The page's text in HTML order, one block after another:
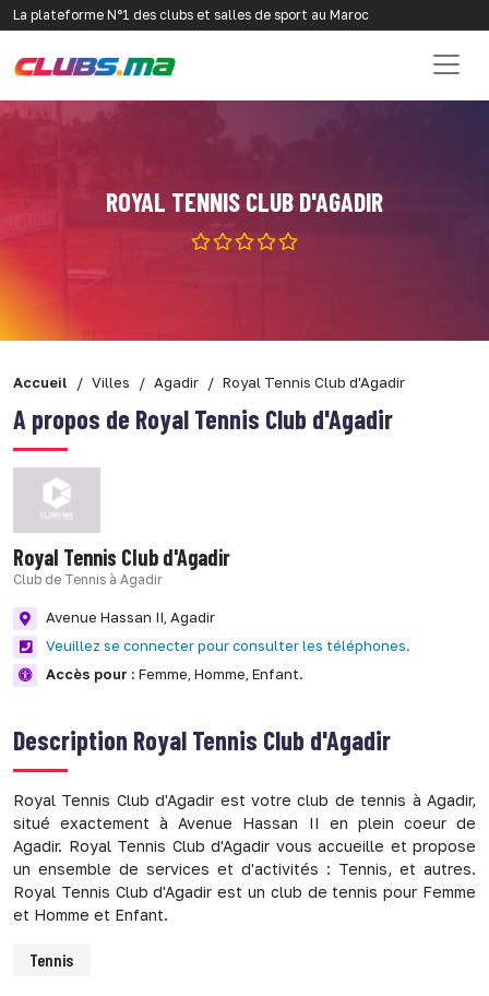
La plateforme N°1 des clubs et salles de sport au Maroc
ROYAL TENNIS CLUB D'AGADIR
Accueil Villes Agadir Royal Tennis Club d'Agadir
A propos de Royal Tennis Club d'Agadir
Royal Tennis Club d'Agadir
Club de Tennis à Agadir
Avenue Hassan II, Agadir
Veuillez se connecter pour consulter les téléphones.
Accès pour : Femme, Homme, Enfant.
Description Royal Tennis Club d'Agadir
Royal Tennis Club d'Agadir est votre club de tennis à Agadir,
situé exactement à Avenue Hassan II en plein coeur de
Agadir. Royal Tennis Club d'Agadir vous accueille et propose
un ensemble de services et d'activités : Tennis, et autres.
Royal Tennis Club d'Agadir est un club de tennis pour Femme
et Homme et Enfant.
Tennis